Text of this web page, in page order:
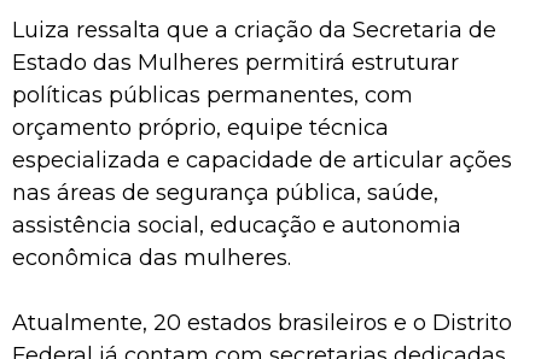
Luiza ressalta que a criação da Secretaria de
Estado das Mulheres permitirá estruturar
políticas públicas permanentes, com
orçamento próprio, equipe técnica
especializada e capacidade de articular ações
nas áreas de segurança pública, saúde,
assistência social, educação e autonomia
econômica das mulheres.
Atualmente, 20 estados brasileiros e o Distrito